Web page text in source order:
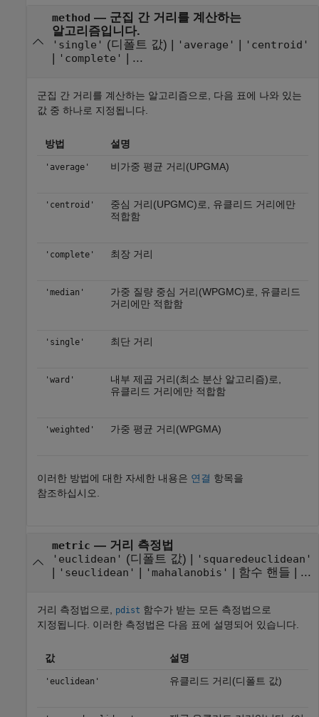
method — 군집 간 거리를 계산하는
알고리즘입니다.
'single' (디폴트 값) | 'average' | 'centroid'
| 'complete' | ...
군집 간 거리를 계산하는 알고리즘으로, 다음 표에 나와 있는
값 중 하나로 지정됩니다.
방법 설명
'average' 비가중 평균 거리(UPGMA)
'centroid'
중심 거리(UPGMC)로, 유클리드 거리에만
적합함
'complete' 최장 거리
'median'
가중 질량 중심 거리(WPGMC)로, 유클리드
거리에만 적합함
'single' 최단 거리
'ward'
내부 제곱 거리(최소 분산 알고리즘)로,
유클리드 거리에만 적합함
'weighted' 가중 평균 거리(WPGMA)
이러한 방법에 대한 자세한 내용은 연결 항목을
참조하십시오.
metric — 거리 측정법
'euclidean' (디폴트 값) | 'squaredeuclidean'
| 'seuclidean' | 'mahalanobis' | 함수 핸들 | ...
거리 측정법으로, pdist 함수가 받는 모든 측정법으로
지정됩니다. 이러한 측정법은 다음 표에 설명되어 있습니다.
값 설명
'euclidean' 유클리드 거리(디폴트 값)